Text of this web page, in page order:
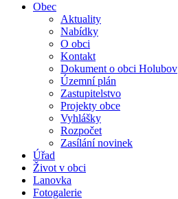
Obec
Aktuality
Nabídky
O obci
Kontakt
Dokument o obci Holubov
Územní plán
Zastupitelstvo
Projekty obce
Vyhlášky
Rozpočet
Zasílání novinek
Úřad
Život v obci
Lanovka
Fotogalerie